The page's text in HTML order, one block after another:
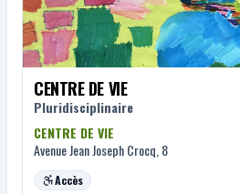
CENTRE DE VIE
Pluridisciplinaire
CENTRE DE VIE
Avenue Jean Joseph Crocq, 8
Accès